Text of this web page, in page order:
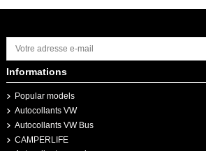
Informations
Popular models
Autocollants VW
Autocollants VW Bus
CAMPERLIFE